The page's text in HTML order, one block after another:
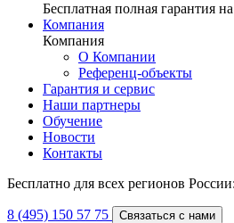
Бесплатная полная гарантия
Компания
Компания
О Компании
Референц-объекты
Гарантия и сервис
Наши партнеры
Обучение
Новости
Контакты
Бесплатно для всех регионов России:
8 (495) 150 57 75 Связаться с нами